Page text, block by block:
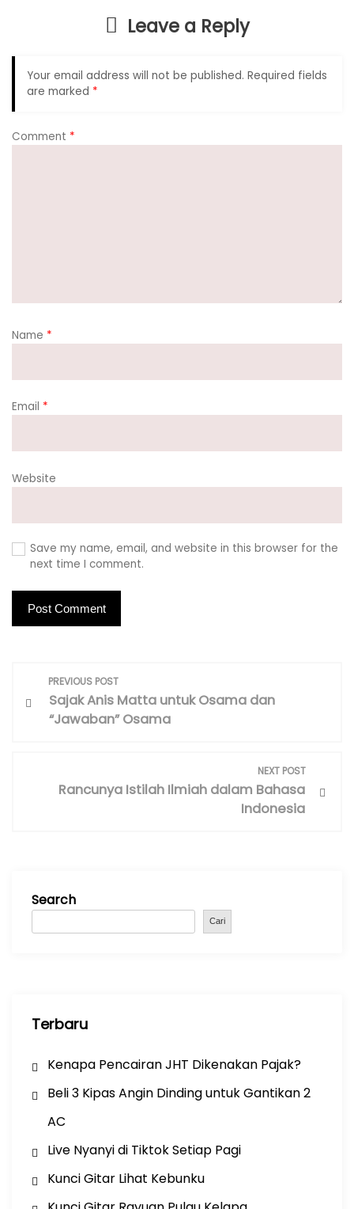
p Leave a Reply
Your email address will not be published. Required fields
are marked *
Comment *
Name *
Email *
Website
Save my name, email, and website in this browser for the
next time I comment.
PREVIOUS POST
Sajak Anis Matta untuk Osama dan
“Jawaban” Osama
NEXT POST
Rancunya Istilah Ilmiah dalam Bahasa
Indonesia
Search
Cari
Terbaru
Kenapa Pencairan JHT Dikenakan Pajak?
Beli 3 Kipas Angin Dinding untuk Gantikan 2
AC
Live Nyanyi di Tiktok Setiap Pagi
Kunci Gitar Lihat Kebunku